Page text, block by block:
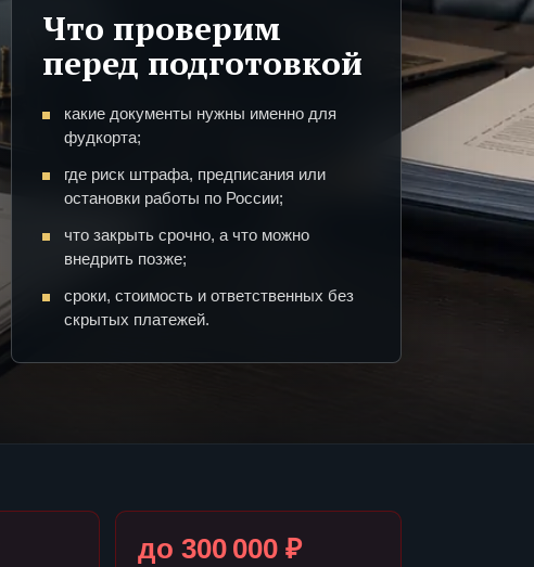
Что проверим
перед подготовкой
какие документы нужны именно для
фудкорта;
где риск штрафа, предписания или
остановки работы по России;
что закрыть срочно, а что можно
внедрить позже;
сроки, стоимость и ответственных без
скрытых платежей.
до 300 000 ₽